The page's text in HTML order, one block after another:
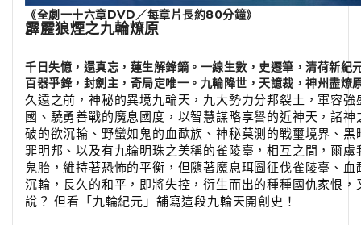
《全劇一十六章DVD／每章片長約80分鐘》
霹靂狼煙之九輪燎原
千日失憶，還真忘，蓮生解鋒鏑。一線生數，史遷筆，清荷新紀
百器爭鋒，封劍主，奇局定唯一。九輪降世，天譩裁，神州盡燎
久遠之前，神秘的異境九輪天，九大勢力分邦裂土，軍容強
國、驍勇善戰的魔息國度，以智慧謀略享譽的近神天，諸神
破的欲沉輪、野蠻如鬼的血歃族、神秘莫測的戰璽境界、黑
罪明邦、以及有九輪明珠之美稱的雀陵臺，相互之間，爾虞
鬼胎，維持著恐怖的平衡，但隨著魔息珥圖征伐雀陵臺、血
沉輪，長久的和平，即將失控，衍生而出的種種國仇家恨，
說？ 但看「九輪紀元」舖寫這段九輪天開創史！